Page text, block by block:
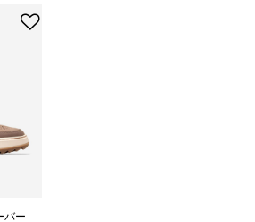
バー